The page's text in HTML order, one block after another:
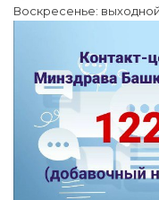
Воскресенье: выходной.